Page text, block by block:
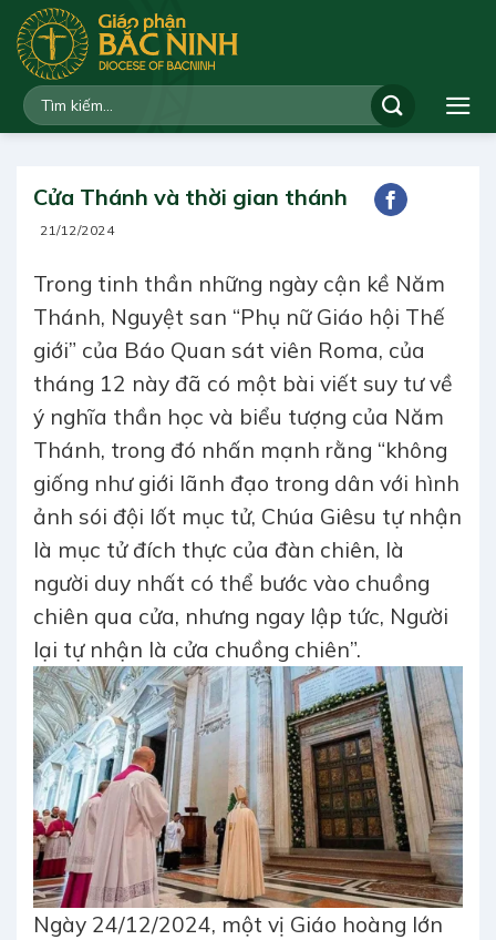
qua
dung
Cửa Thánh và thời gian thánh
21/12/2024
Trong tinh thần những ngày cận kề Năm
Thánh, Nguyệt san “Phụ nữ Giáo hội Thế
giới” của Báo Quan sát viên Roma, của
tháng 12 này đã có một bài viết suy tư về
ý nghĩa thần học và biểu tượng của Năm
Thánh, trong đó nhấn mạnh rằng “không
giống như giới lãnh đạo trong dân với hình
ảnh sói đội lốt mục tử, Chúa Giêsu tự nhận
là mục tử đích thực của đàn chiên, là
người duy nhất có thể bước vào chuồng
chiên qua cửa, nhưng ngay lập tức, Người
lại tự nhận là cửa chuồng chiên”.
Ngày 24/12/2024, một vị Giáo hoàng lớn